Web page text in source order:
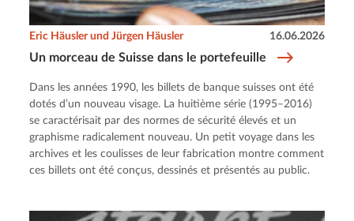
Un morceau de Suisse dans le portefeuille
Eric Häusler und Jürgen Häusler 16.06.2026
Dans les années 1990, les billets de banque suisses ont été
dotés d’un nouveau visage. La huitième série (1995–2016)
se caractérisait par des normes de sécurité élevés et un
graphisme radicalement nouveau. Un petit voyage dans les
archives et les coulisses de leur fabrication montre comment
ces billets ont été conçus, dessinés et présentés au public.